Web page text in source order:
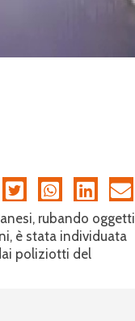
rubando oggetti
è stata individuata
poliziotti del